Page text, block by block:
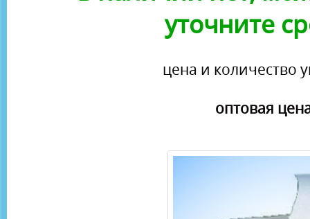
уточните
цена и количество
оптовая